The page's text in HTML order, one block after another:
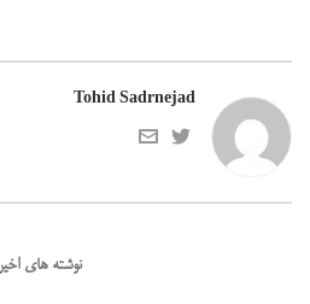
Tohid Sadrnejad
نوشته های اخیر